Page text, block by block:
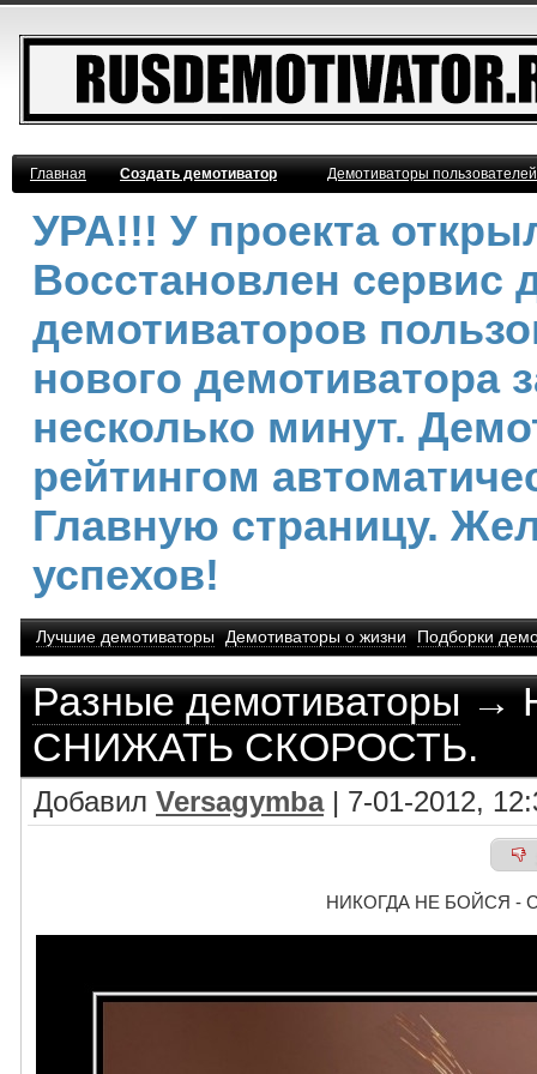
Главная Создать демотиватор Демотиваторы
УРА!!! У проекта
Восстановлен сервис
демотиваторов
нового демотиватора
несколько минут.
рейтингом
Главную страницу.
успехов!
Лучшие демотиваторы Демотиваторы о жизни Подборки
Разные демотиваторы→
СНИЖАТЬ СКОРОСТЬ.
Добавил Versagymba| 7-01-2012,
НИКОГДА НЕ БОЙСЯ -